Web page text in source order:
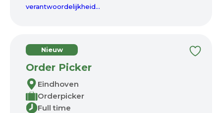
verantwoordelijkheid...
Nieuw
Order Picker
Eindhoven
Orderpicker
Full time